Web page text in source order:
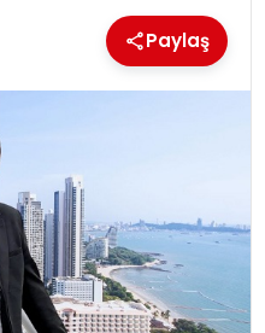
Paylaş